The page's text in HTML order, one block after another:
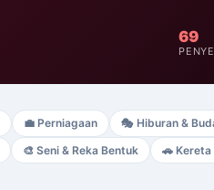
69
💼 Perniagaan 🎭 Hiburan &
🎨 Seni & Reka Bentuk 🚗